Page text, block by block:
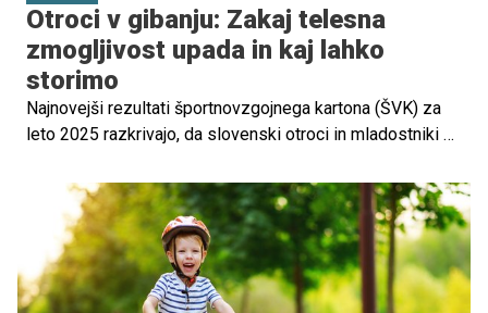
Otroci v gibanju: Zakaj telesna
zmogljivost upada in kaj lahko
storimo
Najnovejši rezultati športnovzgojnega kartona (ŠVK) za
leto 2025 razkrivajo, da slovenski otroci in mladostniki še
pandemijo. Čeprav so se v zadnjem letu opazili nekateri
pozitivni premiki, so rezultati še vedno zaskrbljujoči.